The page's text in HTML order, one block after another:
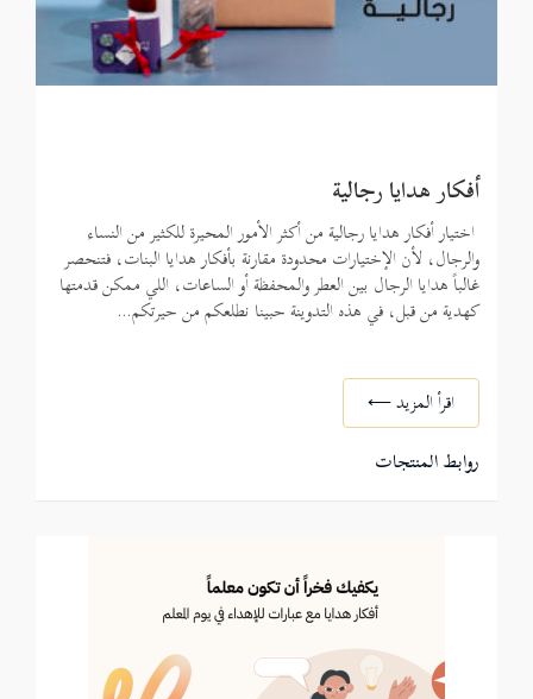
أفكار هدايا رجالية
اختيار أفكار هدايا رجالية من أكثر الأمور المحيرة للكثير من النساء
والرجال، لأن الإختيارات محدودة مقارنة بأفكار هدايا البنات، فتنحصر
غالباً هدايا الرجال بين العطر والمحفظة أو الساعات، اللي ممكن قدمتها
كهدية من قبل، في هذه التدوينة حبينا نطلعكم من حيرتكم…
اقرأ المزيد ⟵
روابط المنتجات